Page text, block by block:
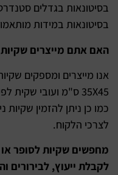
בסיטונאות בגדלים
בסיטונאות במידות
האם אתם מייצרים שקיות
אנו מייצרים ומספקים
35X45 ס"מ ועובי שקית לפי דרישת הלקוח.
כמו כן ניתן להזמין שקיות
לצרכי הלקוח.
מחפשים שקיות לסופר
לקבלת ייעוץ, לבירורים